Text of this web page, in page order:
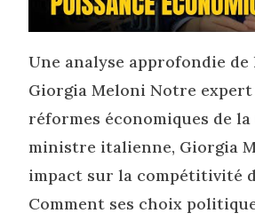
Une analyse approfondie
Giorgia Meloni Notre expert
réformes économiques de
ministre italienne, Giorgia
impact sur la compétitivité
Comment ses choix